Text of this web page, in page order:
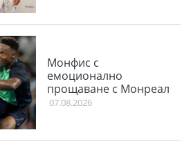
Монфис с
емоционално
прощаване с Монреал
07.08.2026